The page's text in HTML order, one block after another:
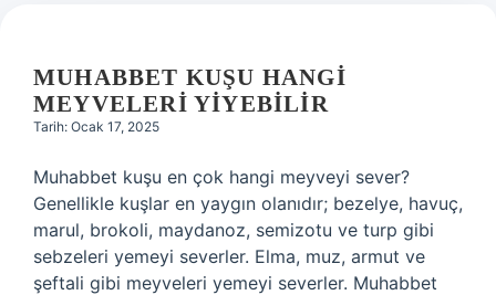
MUHABBET KUŞU HANGI
MEYVELERI YIYEBILIR
Tarih: Ocak 17, 2025
Muhabbet kuşu en çok hangi meyveyi sever?
Genellikle kuşlar en yaygın olanıdır; bezelye, havuç,
marul, brokoli, maydanoz, semizotu ve turp gibi
sebzeleri yemeyi severler. Elma, muz, armut ve
şeftali gibi meyveleri yemeyi severler. Muhabbet